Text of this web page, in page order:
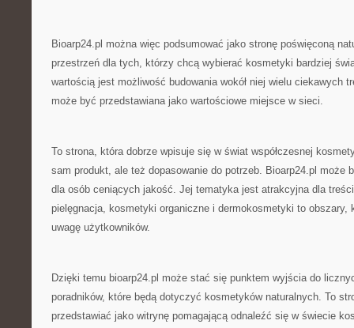
Bioarp24.pl można więc podsumować jako stronę poświęconą
przestrzeń dla tych, którzy chcą wybierać kosmetyki bardziej
wartością jest możliwość budowania wokół niej wielu ciekawych
może być przedstawiana jako wartościowe miejsce w sieci.
To strona, która dobrze wpisuje się w świat współczesnej
sam produkt, ale też dopasowanie do potrzeb. Bioarp24.pl może
dla osób ceniących jakość. Jej tematyka jest atrakcyjna dla
pielęgnacja, kosmetyki organiczne i dermokosmetyki to obszary,
uwagę użytkowników.
Dzięki temu bioarp24.pl może stać się punktem wyjścia do
poradników, które będą dotyczyć kosmetyków naturalnych. To
przedstawiać jako witrynę pomagającą odnaleźć się w świecie